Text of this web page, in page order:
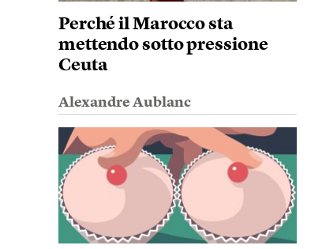
Perché il Marocco sta
mettendo sotto pressione
Ceuta
Alexandre Aublanc